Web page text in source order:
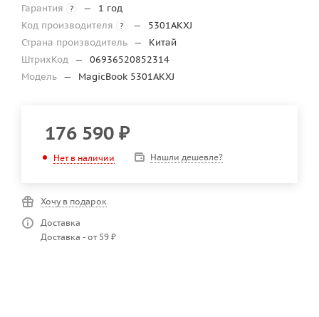
Гарантия
? —
1 год
Код производителя
? —
5301AKXJ
Страна производитель —
Китай
ШтрихКод —
06936520852314
Модель — MagicBook 5301AKXJ
176 590 ₽
Нет в наличии Нашли дешевле?
Хочу в подарок
Доставка
Доставка - от 59 ₽